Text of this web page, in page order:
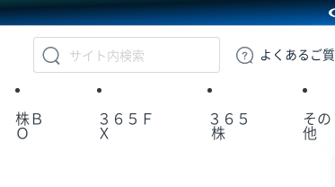
GMOクリック証券
よくある ご
株Ｂ
Ｏ
３６５Ｆ
Ｘ
３６５
株
その
他